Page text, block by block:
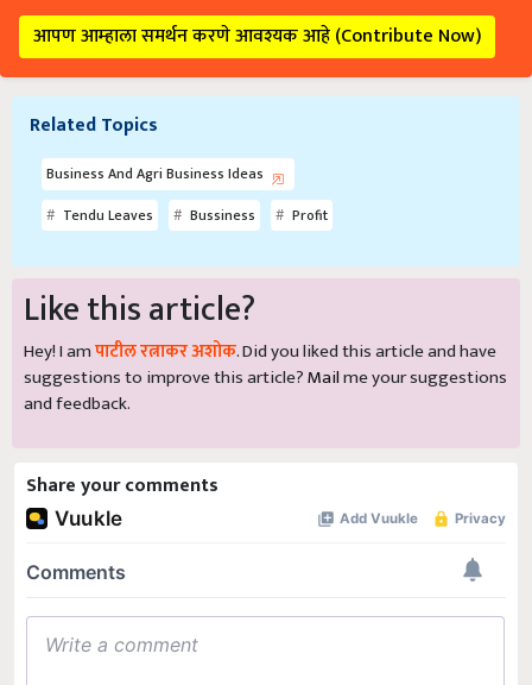
आपण आम्हाला समर्थन करणे आवश्यक आहे (Contribute Now)
Related Topics
Business And Agri Business Ideas
Tendu Leaves
Bussiness Profit
Like this article?
Hey! I amपाटील रत्नाकर अशोक. Did you liked this article and have
suggestions to improve this article?Mailme your suggestions
and feedback.
Share your comments